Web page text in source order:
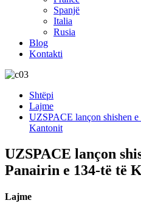
Spanjë
Italia
Rusia
Blog
Kontakti
Shtëpi
Lajme
UZSPACE lançon shishen
Kantonit
UZSPACE lançon
Panairin e 134-të të
Lajme